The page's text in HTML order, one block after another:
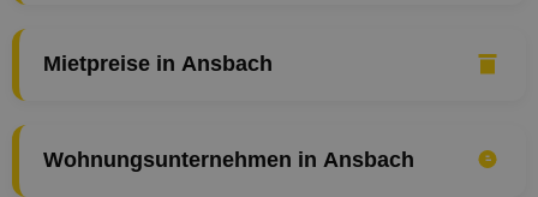
Mietpreise in Ansbach
Wohnungsunternehmen in Ansbach